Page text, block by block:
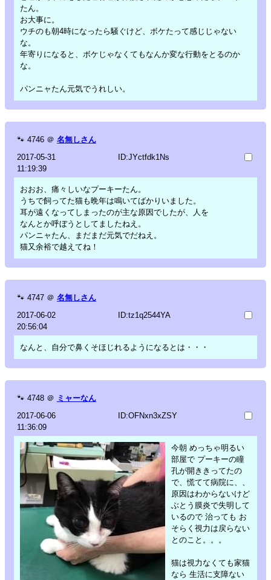
たん。
お大事に。
ウチのも朝4時になったら騒ぐけど、ボケたって感じじゃない
な。
年寄りになると、ボケじゃなくてもなんか変な行動をとるのか
な。
パンニャたん元気でうれしい。
🐾 4746 ＠ 名無しさん
2017-05-31
11:19:39
ID:JYctfdk1Ns
おおお、痛々しいなプーキーたん。
うちで飼ってた猫も晩年は鳴いてばかりいました。
耳が遠くなってしまったのが主な原因でしたが、人を
なんとか呼ぼうとしてましたねえ。
パンニャたん、まだまだ元気でだねえ。
猫又余裕で越えてね！
🐾 4747 ＠ 名無しさん
2017-06-02
20:56:04
ID:tz1q2544YA
なんと、自分で鼻くそほじれるようになるとは・・・
🐾 4748 ＠ ミャーなん
2017-06-06
11:36:09
ID:OFNxn3xZSY
今朝 めっちゃ明るい
部屋で プーキーの瞳
孔が開ききってたの
で、慌てて病院に、、
原因はわからないけど
ぶとう膜炎で失明して
いるので 治っても お
そらく視力は戻らない
とのこと。。。
猫は視力なくても家猫
なら 生活に支障ない